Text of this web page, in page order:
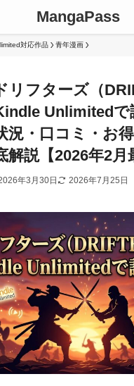
MangaPass
対応作品 青年漫画
リフターズ（
Unlimitedで
況・口コミ・お
解説【2026年2月
年3月30日 2026年7月25日